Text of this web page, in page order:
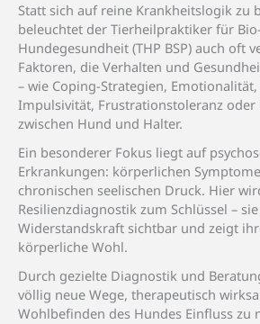
Statt sich auf reine Krankheitslogik zu
beleuchtet der Tierheilpraktiker für
Hundegesundheit (THP BSP) auch oft
Faktoren, die Verhalten und
– wie Coping-Strategien,
Impulsivität, Frustrationstoleranz oder
zwischen Hund und Halter.
Ein besonderer Fokus liegt auf
Erkrankungen: körperlichen
chronischen seelischen Druck. Hier
Resilienzdiagnostik zum Schlüssel –
Widerstandskraft sichtbar und zeigt
körperliche Wohl.
Durch gezielte Diagnostik und
völlig neue Wege, therapeutisch
Wohlbefinden des Hundes Einfluss zu